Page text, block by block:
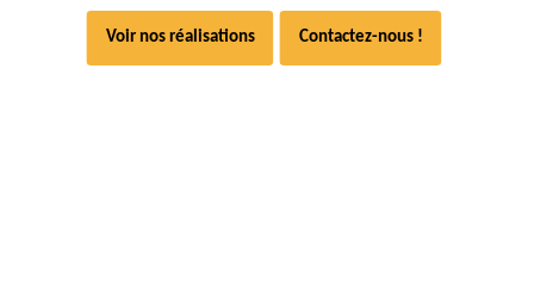
Voir nos réalisations Contactez-nous !